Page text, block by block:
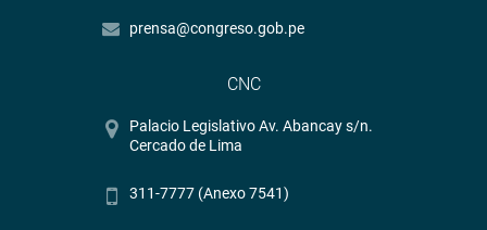
prensa@congreso.gob.pe
CNC
Palacio Legislativo Av. Abancay s/n.
Cercado de Lima
311-7777 (Anexo 7541)